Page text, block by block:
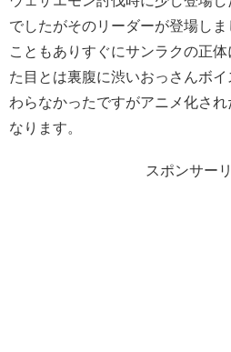
でしたがそのリーダーが登場し
こともありすぐにサンラクの正
た目とは裏腹に渋いおっさんボ
わらなかったですがアニメ化さ
なります。
スポンサー